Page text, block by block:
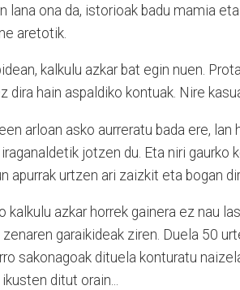
lana ona da, istorioak badu mamia
aretotik.
kalkulu azkar bat egin nuen.
dira hain aspaldiko kontuak. Nire
arloan asko aurreratu bada ere,
jotzen du. Eta niri
apurrak urtzen ari zaizkit eta bogan
kalkulu azkar horrek gainera ez nau
zenaren garaikideak ziren. Duela 50
sakonagoak dituela konturatu
ditut orain...